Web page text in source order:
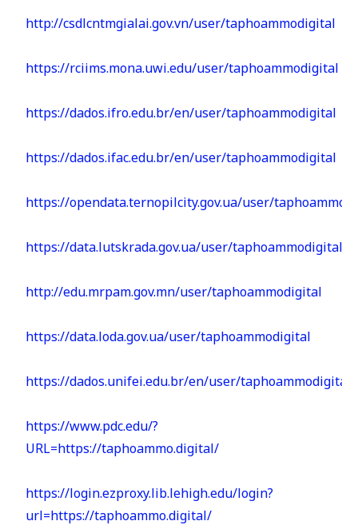
http://csdlcntmgialai.gov.vn/user/taphoammodigital
https://rciims.mona.uwi.edu/user/taphoammodigital
https://dados.ifro.edu.br/en/user/taphoammodigital
https://dados.ifac.edu.br/en/user/taphoammodigital
https://opendata.ternopilcity.gov.ua/user/
https://data.lutskrada.gov.ua/user/taphoammodigital
http://edu.mrpam.gov.mn/user/taphoammodigital
https://data.loda.gov.ua/user/taphoammodigital
https://dados.unifei.edu.br/en/user/taphoammodigital
https://www.pdc.edu/?
URL=https://taphoammo.digital/
https://login.ezproxy.lib.lehigh.edu/login?
url=https://taphoammo.digital/